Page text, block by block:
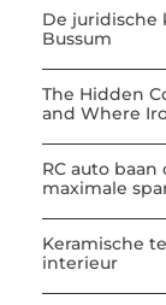
De juridische
Bussum
The Hidden
and Where
RC auto
maximale
Keramische
interieur